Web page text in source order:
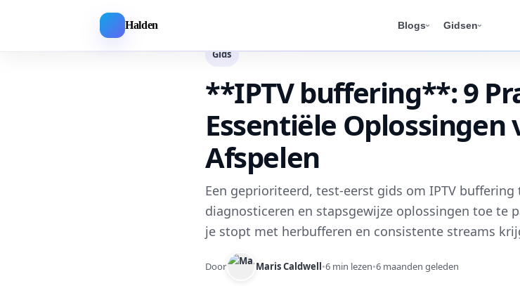
Halden Blogs Gidsen
Gids
**IPTV buffering**: 9
Essentiële Oplossingen
Afspelen
Een geprioriteerd, test-eerst gids om IPTV buffering
diagnosticeren en stapsgewijze oplossingen toe te
je stopt met herbufferen en consistente streams
Door Maris Caldwell•6 min lezen•6 maanden geleden